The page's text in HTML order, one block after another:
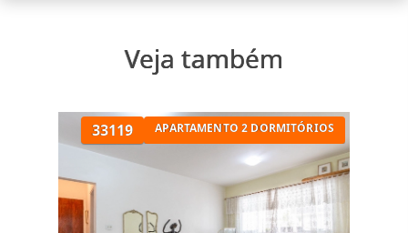
Veja também
33119 APARTAMENTO 2 DORMITÓRIOS